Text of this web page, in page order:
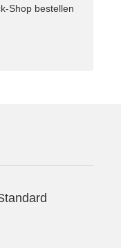
Shop bestellen